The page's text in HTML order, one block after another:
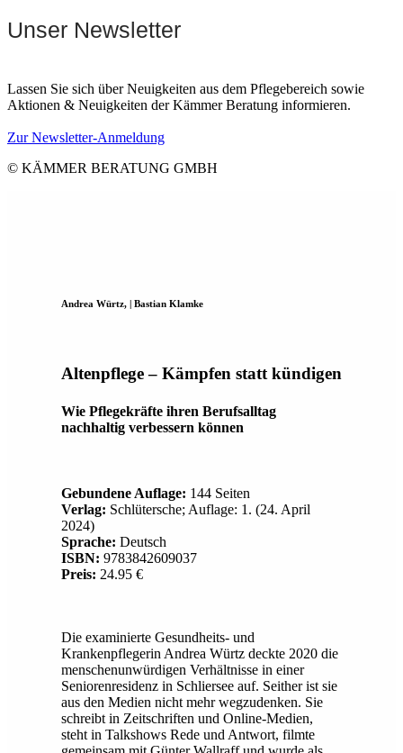
Unser Newsletter
Lassen Sie sich über Neuigkeiten aus dem Pflegebereich sowie
Aktionen & Neuigkeiten der Kämmer Beratung informieren.
Zur Newsletter-Anmeldung
© KÄMMER BERATUNG GMBH
Andrea Würtz, | Bastian Klamke
Altenpflege – Kämpfen statt kündigen
Wie Pflegekräfte ihren Berufsalltag
nachhaltig verbessern können
Gebundene Auflage: 144 Seiten
Verlag: Schlütersche; Auflage: 1. (24. April
2024)
Sprache: Deutsch
ISBN: 9783842609037
Preis: 24.95 €
Die examinierte Gesundheits- und
Krankenpflegerin Andrea Würtz deckte 2020 die
menschenunwürdigen Verhältnisse in einer
Seniorenresidenz in Schliersee auf. Seither ist sie
aus den Medien nicht mehr wegzudenken. Sie
schreibt in Zeitschriften und Online-Medien,
steht in Talkshows Rede und Antwort, filmte